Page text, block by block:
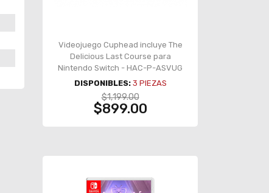
Videojuego Cuphead incluye The
Delicious Last Course para
Nintendo Switch - HAC-P-ASVUG
DISPONIBLES: 3 PIEZAS
$1,199.00
$899.00